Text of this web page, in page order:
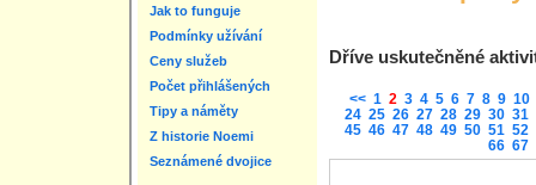
Jak to funguje
Podmínky užívání
Ceny služeb
Počet přihlášených
Tipy a náměty
Z historie Noemi
Seznámené dvojice
Dříve uskutečněné
<< 1 2 3 4 5 6 7 8 9 10
24 25 26 27 28 29 30 31
45 46 47 48 49 50 51 52
66 67